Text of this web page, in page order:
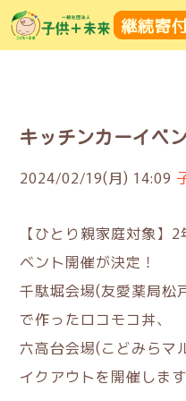
継続寄
キッチンカーイベ
2024/02/19(月) 14:09
【ひとり親家庭対象】
ベント開催が決定！
千駄堀会場(友愛薬局松
で作ったロコモコ丼、
六高台会場(こどみらマ
イクアウトを開催しま